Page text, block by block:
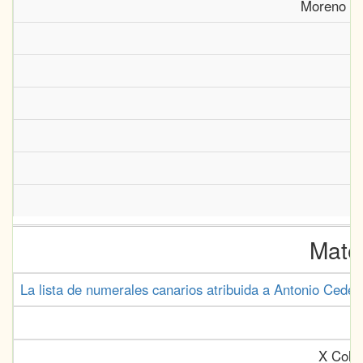
Moreno
La lista de numerales canarios atribuida a Antonio
X